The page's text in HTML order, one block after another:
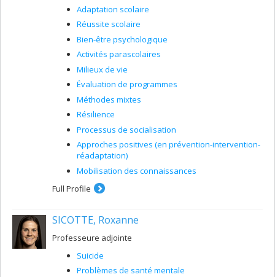
Adaptation scolaire
Réussite scolaire
Bien-être psychologique
Activités parascolaires
Milieux de vie
Évaluation de programmes
Méthodes mixtes
Résilience
Processus de socialisation
Approches positives (en prévention-intervention-
réadaptation)
Mobilisation des connaissances
Full Profile
SICOTTE, Roxanne
Professeure adjointe
Suicide
Problèmes de santé mentale